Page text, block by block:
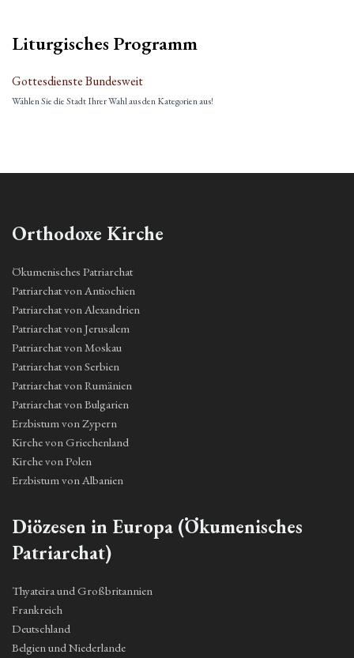
Liturgisches Programm
Gottesdienste Bundesweit
Wählen Sie die Stadt Ihrer Wahl aus den Kategorien aus!
Orthodoxe Kirche
Ökumenisches Patriarchat
Patriarchat von Antiochien
Patriarchat von Alexandrien
Patriarchat von Jerusalem
Patriarchat von Moskau
Patriarchat von Serbien
Patriarchat von Rumänien
Patriarchat von Bulgarien
Erzbistum von Zypern
Kirche von Griechenland
Kirche von Polen
Erzbistum von Albanien
Diözesen in Europa (Ökumenisches
Patriarchat)
Thyateira und Großbritannien
Frankreich
Deutschland
Belgien und Niederlande